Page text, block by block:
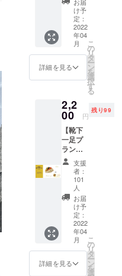
本当に
ありが
とうご
ざいま
す。 ②
お礼の
メッ
セージ
をお手
送らせ
て頂き
ます。
▼注意
・備考
欄にお
名前
（漢字/
カタカ
ナフル
ネー
ム）で
ご記入
下さ
い。
け予
定：
2022
年04
月
詳細を見る
こ
の
リ
タ
ー
ン
を
選
択
す
る
2,2
00 円
残り99
【靴下
一足プ
ラン】
▼内容
①靴下
一足お
好きな
色 ②ク
ラウド
ファン
ディン
グ限定
オリジ
ナルス
テッ
支援
者：
101
人
お届
け予
定：
2022
年04
月
詳細を見る
こ
の
リ
タ
ー
ン
を
選